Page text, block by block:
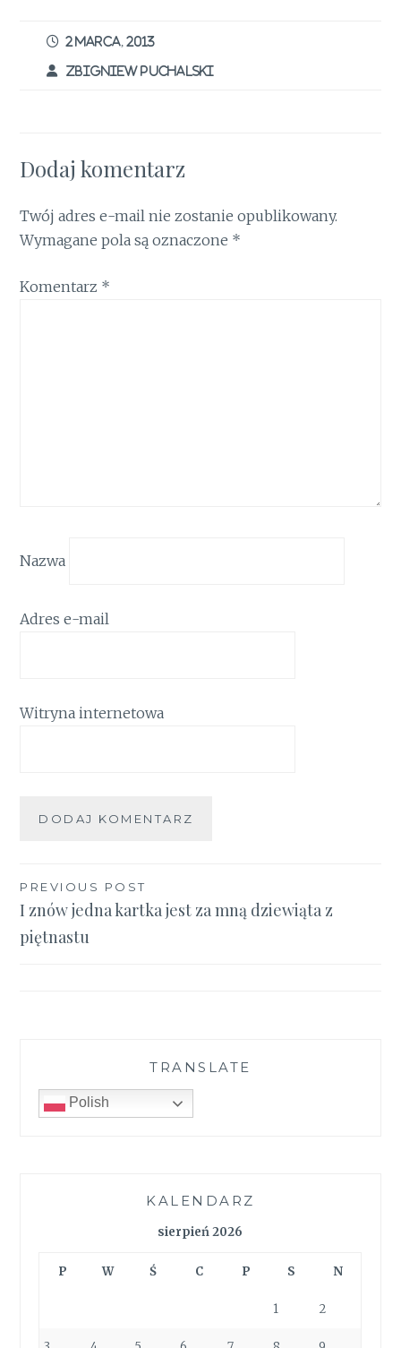
o
o
r
e
2 MARCA, 2013
ZBIGNIEW PUCHALSKI
Dodaj komentarz
Twój adres e-mail nie zostanie opublikowany.
Wymagane pola są oznaczone *
Komentarz *
Nazwa
Adres e-mail
Witryna internetowa
Nawigacja
wpisu
PREVIOUS POST
I znów jedna kartka jest za mną dziewiąta z
piętnastu
TRANSLATE
Polish
KALENDARZ
sierpień 2026
P W Ś C P S N
1 2